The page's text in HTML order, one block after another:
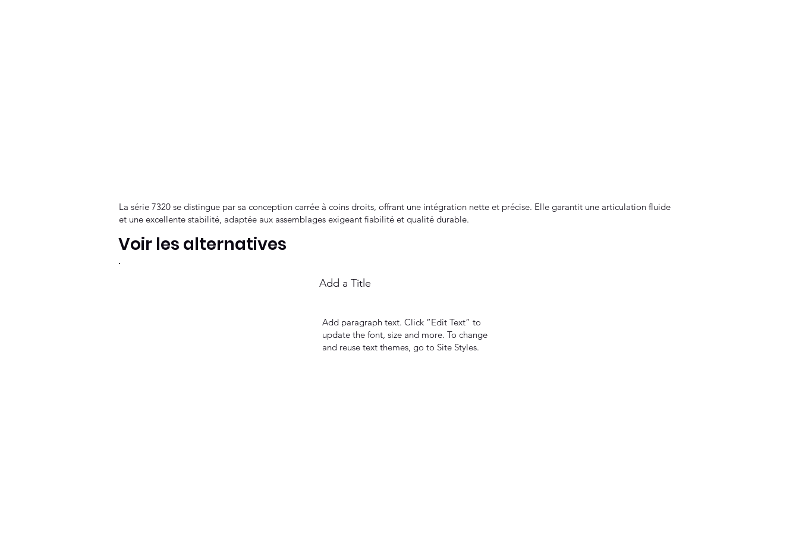
La série 7320 se distingue par sa conception carrée à coins droits, offrant une intégration nette et précise. Elle garantit une articulation fluide
et une excellente stabilité, adaptée aux assemblages exigeant fiabilité et qualité durable.
Voir les alternatives
Add paragraph text. Click “Edit Text” to
update the font, size and more. To change
and reuse text themes, go to Site Styles.
Add a Title